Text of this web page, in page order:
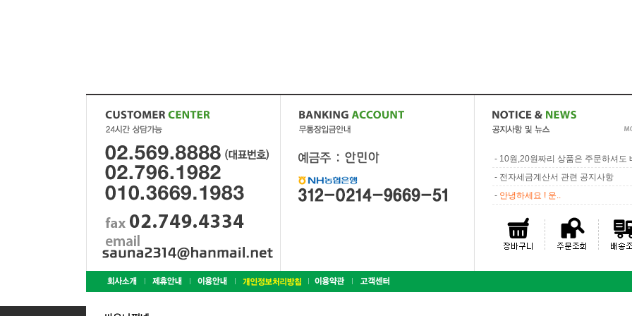
- 10원,20원짜리 상품은 주문하셔도
- 전자세금계산서 관련 공지사항
- 안녕하세요 ! 운..